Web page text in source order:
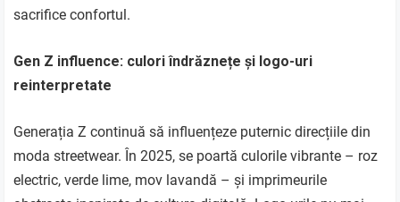
sacrifice confortul.
Gen Z influence: culori îndrăznețe și logo-uri
reinterpretate
Generația Z continuă să influențeze puternic direcțiile din
moda streetwear. În 2025, se poartă culorile vibrante – roz
electric, verde lime, mov lavandă – și imprimeurile